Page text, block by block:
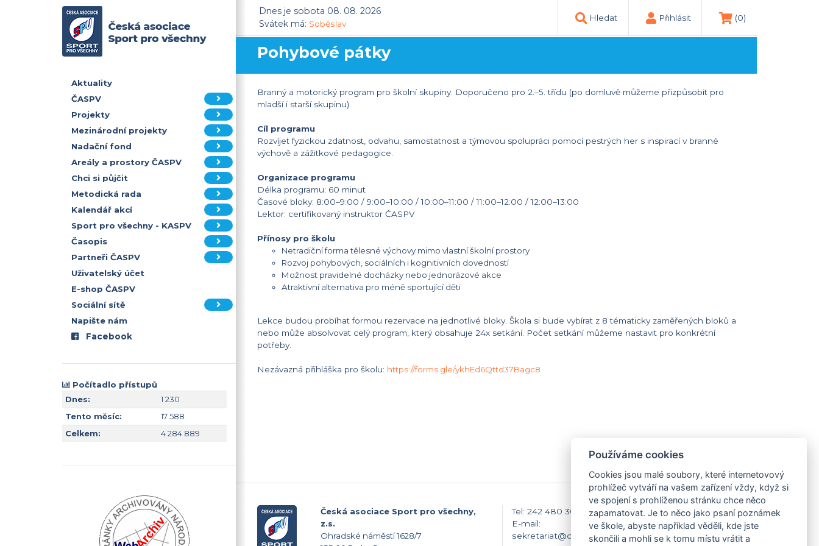
Aktuality
ČASPV
Projekty
Mezinárodní projekty
Nadační fond
Areály a prostory ČASPV
Chci si půjčit
Metodická rada
Kalendář akcí
Sport pro všechny - KASPV
Časopis
Partneři ČASPV
Uživatelský účet
E-shop ČASPV
Sociální sítě
Napište nám
Facebook
Počítadlo přístupů
Dnes:
1 230
Tento měsíc:
17 588
Celkem:
4 284 889
Dnes je sobota 08. 08. 2026
Svátek má: Soběslav
Hledat Přihlásit (0)
Pohybové pátky
Branný a motorický program pro školní skupiny. Doporučeno pro 2.–5. třídu (po domluvě můžeme přizpůsobit pro
mladší i starší skupinu).
Cíl programu
Rozvíjet fyzickou zdatnost, odvahu, samostatnost a týmovou spolupráci pomocí pestrých her s inspirací v branné
výchově a zážitkové pedagogice.
Organizace programu
Délka programu: 60 minut
Časové bloky: 8:00–9:00 / 9:00–10:00 / 10:00–11:00 / 11:00–12:00 / 12:00–13:00
Lektor: certifikovaný instruktor ČASPV
Přínosy pro školu
Netradiční forma tělesné výchovy mimo vlastní školní prostory
Rozvoj pohybových, sociálních i kognitivních dovedností
Možnost pravidelné docházky nebo jednorázové akce
Atraktivní alternativa pro méně sportující děti
Lekce budou probíhat formou rezervace na jednotlivé bloky. Škola si bude vybírat z 8 tématicky zaměřených bloků a
nebo může absolvovat celý program, který obsahuje 24x setkání. Počet setkání můžeme nastavit pro konkrétní
potřeby.
Nezávazná přihláška pro školu: https://forms.gle/ykhEd6Qttd37Bagc8
Česká asociace Sport pro všechny,
z.s.
Ohradské náměstí 1628/7
Tel: 242 480 301
E-mail:
sekretariat@caspv.cz
Kontakty
Domů
Napište nám
Používáme cookies
Cookies jsou malé soubory, které internetovový
prohlížeč vytváří na vašem zařízení vždy, když si
ve spojení s prohlíženou stránku chce něco
zapamatovat. Je to něco jako psaní poznámek
ve škole, abyste například věděli, kde jste
skončili a mohli se k tomu místu vrátit a